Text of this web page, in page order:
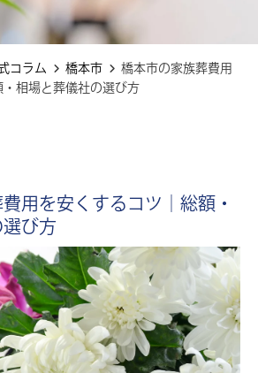
き最も費用を抑えた形
求で約35%割引
プラン
通常価格 259,000円
で約35%割引
ラン
いた告別式のみ、1日でご
328,900 円
で約35%割引
ラン
心に通夜、告別式を
通常価格 650,000円
399,000円
税込価格438,900 円
コラム 橋本市
橋本市の家族葬費用
相場と葬儀社の選び方
用を安くするコツ｜総額・
び方